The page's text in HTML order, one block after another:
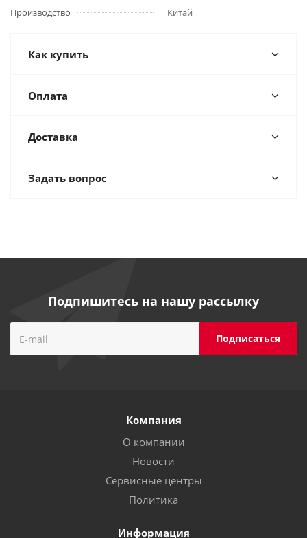
Производство
Китай
Как купить
Оплата
Доставка
Задать вопрос
Подпишитесь на нашу рассылку
Компания
О компании
Новости
Сервисные центры
Политика
Информация